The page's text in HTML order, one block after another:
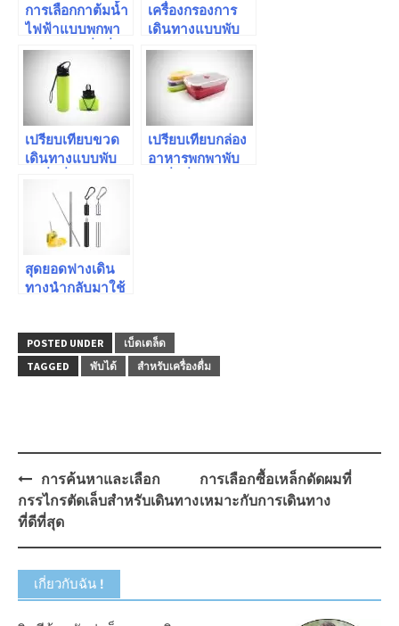
การเลือกกาต้มน้ำ
ไฟฟ้าแบบพกพา
แบบพับได้ที่ดีที่สุด
เครื่องกรองการ
เดินทางแบบพับ
ได้: อันไหนให้
เลือกดีที่สุดในปี
2026
เปรียบเทียบขวด
เดินทางแบบพับ
เปรียบเทียบกล่อง
อาหารพกพาพับ
สุดยอดฟางเดิน
ทางนำกลับมาใช้
POSTED UNDER
เบ็ดเตล็ด
TAGGED
พับได้ สำหรับเครื่องดื่ม
Post
navigation
การค้นหาและเลือก
กรรไกรตัดเล็บสำหรับเดินทาง
ที่ดีที่สุด
การเลือกซื้อเหล็กดัดผมที่
เหมาะกับการเดินทาง
เกี่ยวกับฉัน !